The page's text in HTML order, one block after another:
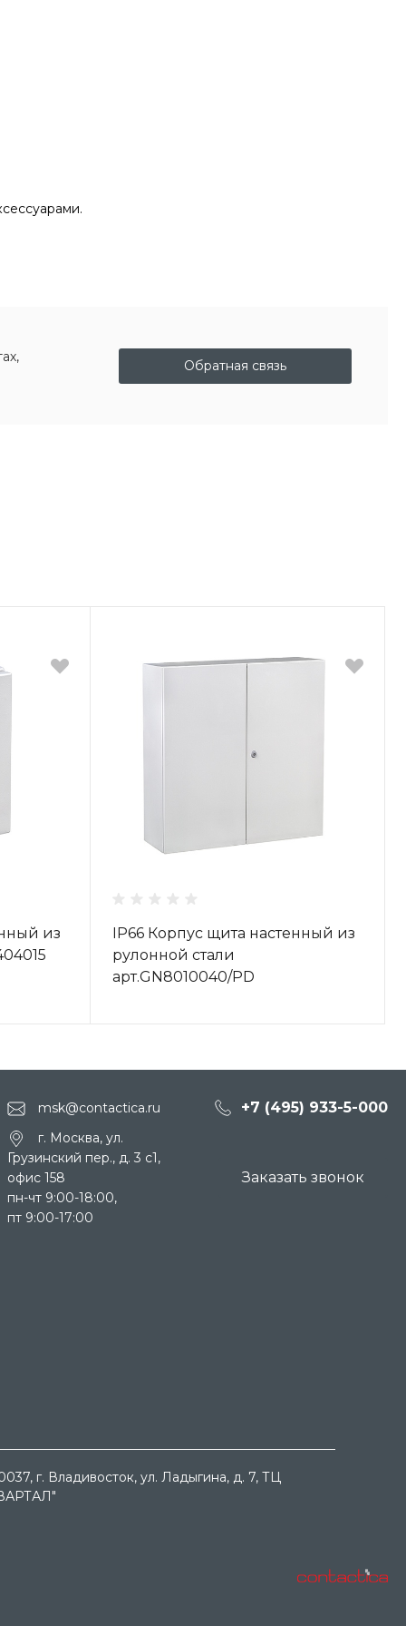
Обратная связь
из
IP66 Корпус щита настенный из
рулонной стали
арт.GN8010040/PD
msk@contactica.ru +7 (495) 933-5-000
г. Москва, ул.
Грузинский пер., д. 3 c1,
офис 158
пн-чт 9:00-18:00,
пт 9:00-17:00
Заказать звонок
, г. Владивосток, ул. Ладыгина, д. 7, ТЦ